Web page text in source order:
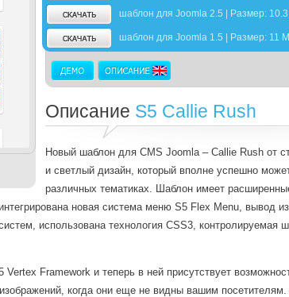
шаблон для Joomla 2.5 | Размер:
шаблон для Joomla 1.5 | Размер: 11
Описание S5 Callie Rush
Новый шаблон для CMS Joomla – Callie Rush от
и светлый дизайн, который вполне успешно
различных тематиках. Шаблон имеет
новая система меню S5 Flex Menu, вывод
использована технология CSS3, контролируемая
Framework и теперь в ней присутствует
когда они еще не видны вашим посетителям.